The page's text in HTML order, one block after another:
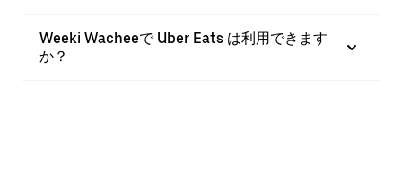
Weeki Wacheeで Uber Eats は利用できます
か？